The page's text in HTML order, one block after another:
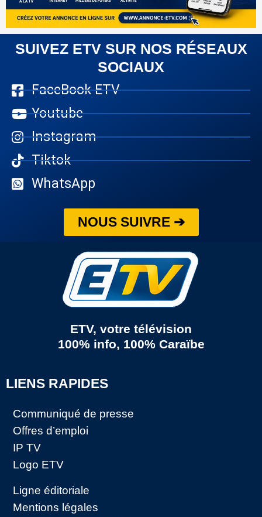
SUIVEZ ETV SUR NOS RÉSEAUX
SOCIAUX
FaceBook ETV
Youtube
Instagram
Tiktok
WhatsApp
NOUS SUIVRE ➔
ETV, votre télévision
100% info, 100% Caraïbe
LIENS RAPIDES
Communiqué de presse
Offres d’emploi
IP TV
Logo ETV
Ligne éditoriale
Mentions légales